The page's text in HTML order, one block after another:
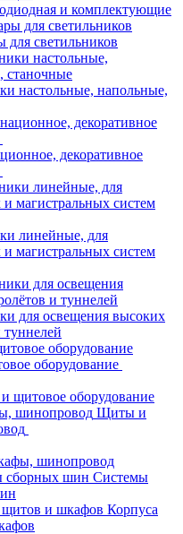
и комплектующие
для светильников
настольные, напольные,
декоративное
линейные, для
магистральных систем
для освещения высоких
туннелей
оборудование
щитовое оборудование
Щиты и
шинопровод
Системы
Корпуса